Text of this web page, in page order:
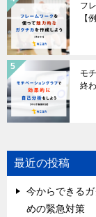
フ
【
モ
終
最近の投稿
今からできる
めの緊急対策